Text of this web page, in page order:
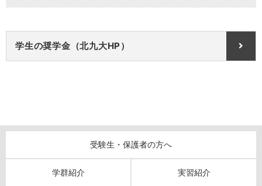
学生の奨学金（北九大HP）
受験生・保護者の方へ
学群紹介 実習紹介